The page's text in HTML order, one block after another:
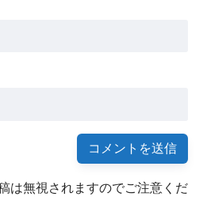
は無視されますのでご注意くだ